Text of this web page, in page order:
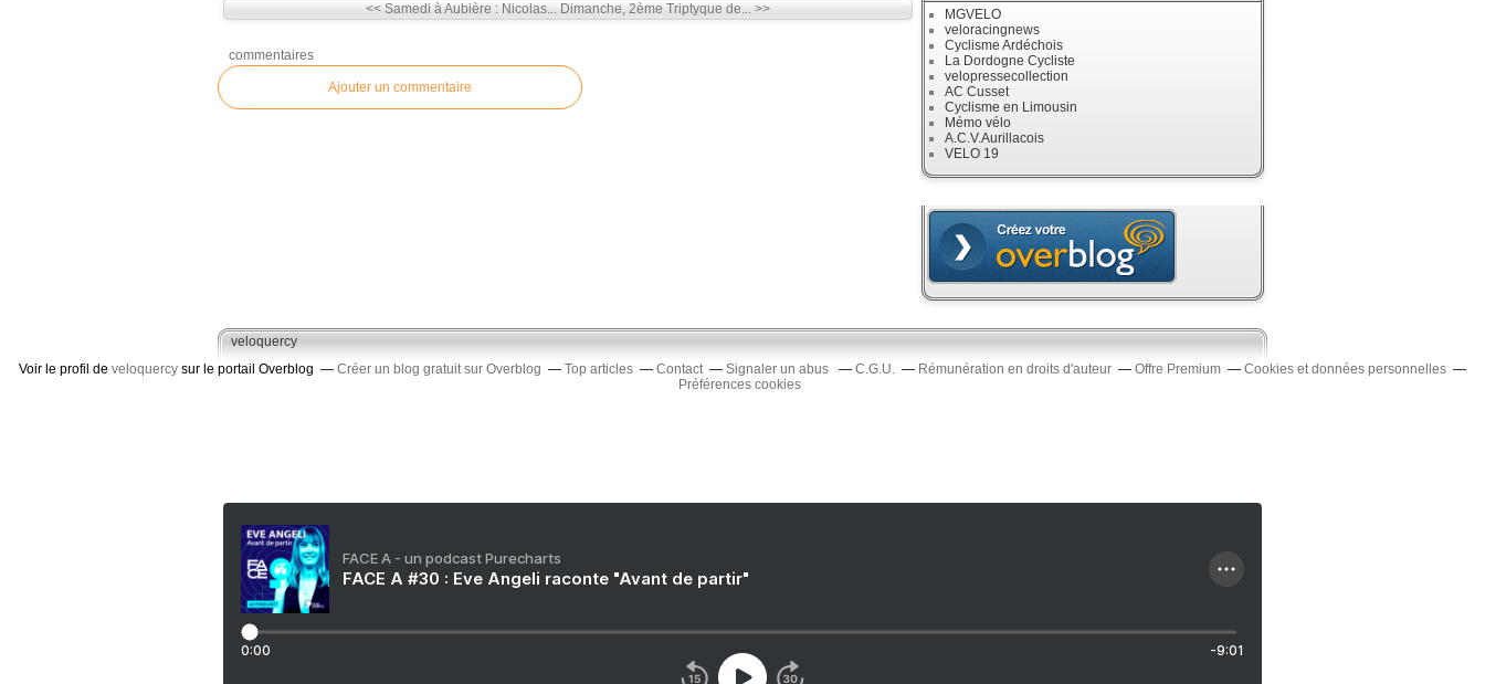
<< Samedi à Aubière : Nicolas... Dimanche, 2ème Triptyque de... >>
commentaires
Ajouter un commentaire
MGVELO
veloracingnews
Cyclisme Ardéchois
La Dordogne Cycliste
velopressecollection
AC Cusset
Cyclisme en Limousin
Mémo vélo
A.C.V.Aurillacois
VELO 19
veloquercy
Voir le profil de veloquercy sur le portail Overblog Créer un blog gratuit sur Overblog Top articles Contact Signaler un abus C.G.U. Rémunération en droits d'auteur Offre Premium
Cookies et données personnelles
Préférences cookies
FACE A - un podcast Purecharts
FACE A #30 : Eve Angeli raconte "Avant de partir"
0:00 -9:01